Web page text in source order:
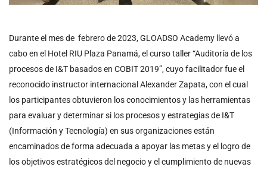
Durante el mes de febrero de 2023, GLOADSO Academy llevó a
cabo en el Hotel RIU Plaza Panamá, el curso taller “Auditoría de los
procesos de I&T basados en COBIT 2019”, cuyo facilitador fue el
reconocido instructor internacional Alexander Zapata, con el cual
los participantes obtuvieron los conocimientos y las herramientas
para evaluar y determinar si los procesos y estrategias de I&T
(Información y Tecnología) en sus organizaciones están
encaminados de forma adecuada a apoyar las metas y el logro de
los objetivos estratégicos del negocio y el cumplimiento de nuevas